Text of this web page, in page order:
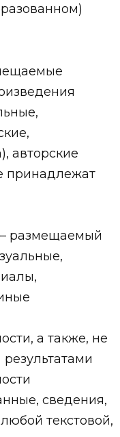
авторские
принадлежат
размещаемый
а также, не
сведения,
текстовой,